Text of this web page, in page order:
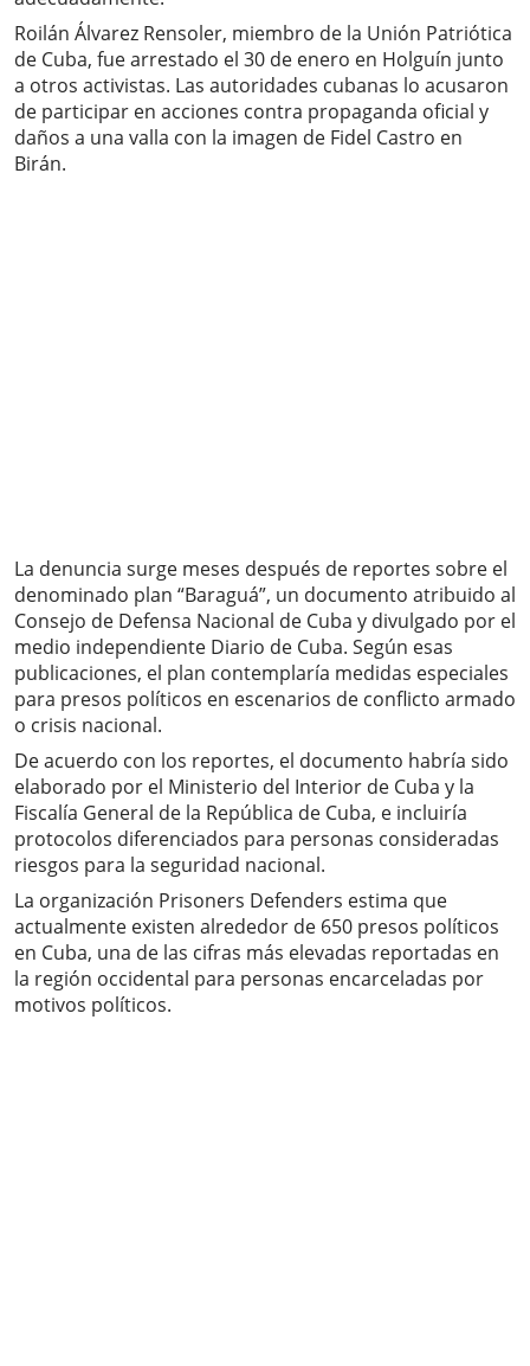
Roilán Álvarez Rensoler, miembro de la Unión Patriótica
de Cuba, fue arrestado el 30 de enero en Holguín junto
a otros activistas. Las autoridades cubanas lo acusaron
de participar en acciones contra propaganda oficial y
daños a una valla con la imagen de Fidel Castro en
Birán.
La denuncia surge meses después de reportes sobre el
denominado plan “Baraguá”, un documento atribuido al
Consejo de Defensa Nacional de Cuba y divulgado por el
medio independiente Diario de Cuba. Según esas
publicaciones, el plan contemplaría medidas especiales
para presos políticos en escenarios de conflicto armado
o crisis nacional.
De acuerdo con los reportes, el documento habría sido
elaborado por el Ministerio del Interior de Cuba y la
Fiscalía General de la República de Cuba, e incluiría
protocolos diferenciados para personas consideradas
riesgos para la seguridad nacional.
La organización Prisoners Defenders estima que
actualmente existen alrededor de 650 presos políticos
en Cuba, una de las cifras más elevadas reportadas en
la región occidental para personas encarceladas por
motivos políticos.